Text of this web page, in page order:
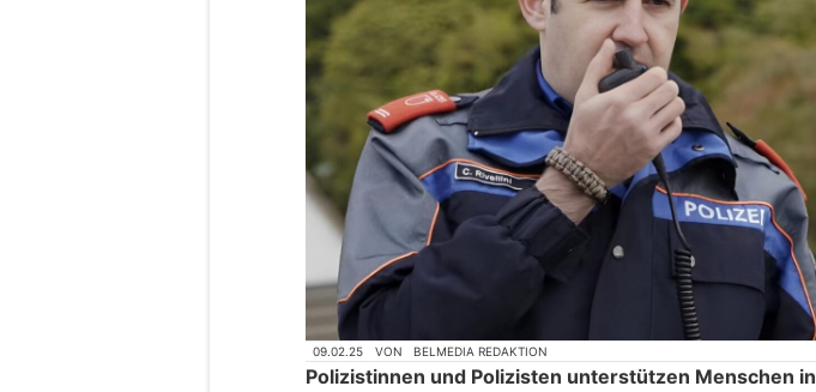
09.02.25 VON BELMEDIA REDAKTION
Polizistinnen und Polizisten unterstützen Menschen in